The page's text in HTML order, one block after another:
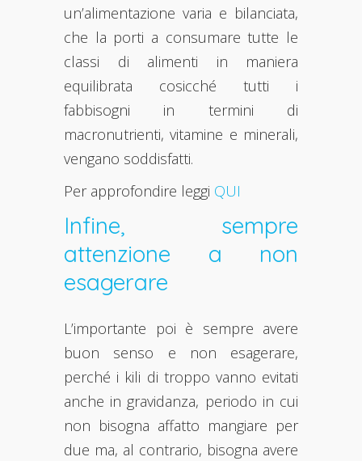
un’alimentazione varia e bilanciata,
che la porti a consumare tutte le
classi di alimenti in maniera
equilibrata cosicché tutti i
fabbisogni in termini di
macronutrienti, vitamine e minerali,
vengano soddisfatti.
Per approfondire leggi QUI
Infine, sempre
attenzione a non
esagerare
L’importante poi è sempre avere
buon senso e non esagerare,
perché i kili di troppo vanno evitati
anche in gravidanza, periodo in cui
non bisogna affatto mangiare per
due ma, al contrario, bisogna avere